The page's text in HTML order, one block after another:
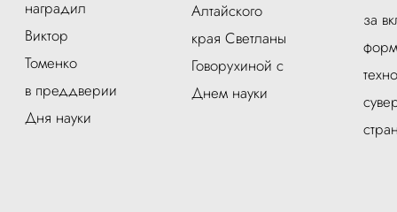
наградил
Виктор
Томенко
в преддверии
Дня науки
Алтайского
края Светланы
Говорухиной с
Днем науки
за